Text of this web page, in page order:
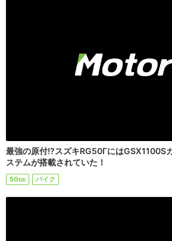
最強の原付!?スズキRG50ΓにはGSX1100S
ステムが搭載されていた！
50cc バイク